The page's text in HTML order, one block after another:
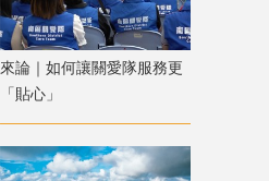
來論｜如何讓關愛隊服務更
「貼心」